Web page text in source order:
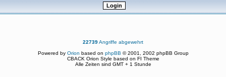
22739Angriffe abgewehrt
Powered by Orion based on phpBB © 2001, 2002 phpBB Group
CBACK Orion Style based on FI Theme
Alle Zeiten sind GMT + 1 Stunde